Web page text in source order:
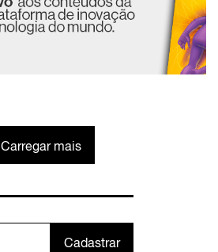
Carregar mais
Cadastrar